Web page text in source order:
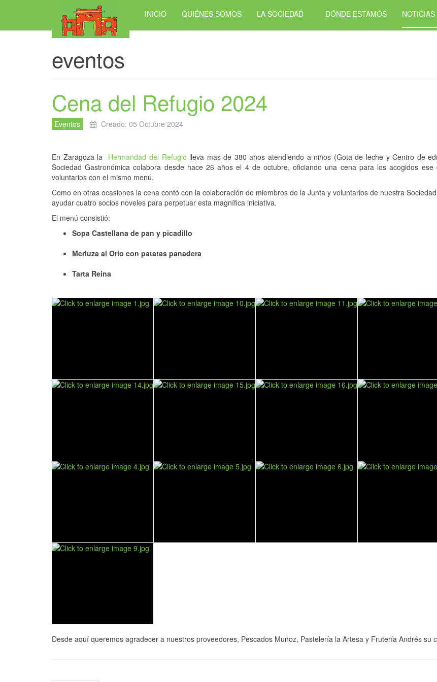
INICIO QUIÉNES SOMOS LA SOCIEDAD DÓNDE ESTAMOS NOTICIAS
eventos
Cena del Refugio 2024
Eventos Creado: 05 Octubre 2024
En Zaragoza la Hermandad del Refugio lleva mas de 380 años atendiendo a niños (Gota de leche y Centro de
Sociedad Gastronómica colabora desde hace 26 años el 4 de octubre, oficiando una cena para los acogidos
voluntarios con el mismo menú.
Como en otras ocasiones la cena contó con la colaboración de miembros de la Junta y voluntarios de nuestra
ayudar cuatro socios noveles para perpetuar esta magnífica iniciativa.
El menú consistió:
Sopa Castellana de pan y picadillo
Merluza al Orio con patatas panadera
Tarta Reina
Desde aquí queremos agradecer a nuestros proveedores, Pescados Muñoz, Pastelería la Artesa y Frutería Andrés su